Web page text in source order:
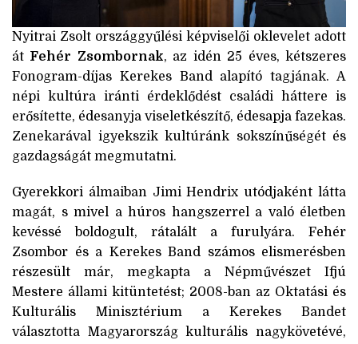
Nyitrai Zsolt országgyűlési képviselői oklevelet adott
át Fehér Zsombornak, az idén 25 éves, kétszeres
Fonogram-díjas Kerekes Band alapító tagjának. A
népi kultúra iránti érdeklődést családi háttere is
erősítette, édesanyja viseletkészítő, édesapja fazekas.
Zenekarával igyekszik kultúránk sokszínűségét és
gazdagságát megmutatni.
Gyerekkori álmaiban Jimi Hendrix utódjaként látta
magát, s mivel a húros hangszerrel a való életben
kevéssé boldogult, rátalált a furulyára. Fehér
Zsombor és a Kerekes Band számos elismerésben
részesült már, megkapta a Népművészet Ifjú
Mestere állami kitüntetést; 2008-ban az Oktatási és
Kulturális Minisztérium a Kerekes Bandet
választotta Magyarország kulturális nagykövetévé,